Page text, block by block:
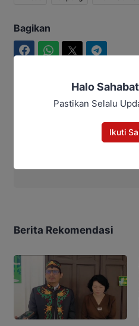
Bagikan
Berita Rekomendasi
Halo
Pastikan Selalu
Ikuti